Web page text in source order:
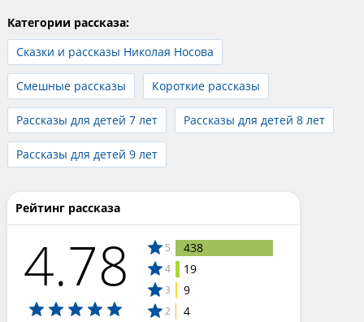
Категории рассказа:
Сказки и рассказы Николая Носова
Смешные рассказы Короткие рассказы
Рассказы для детей 7 лет Рассказы для детей 8 лет
Рассказы для детей 9 лет
Рейтинг рассказа
4.78 5 438
4 19
3 9
2 4